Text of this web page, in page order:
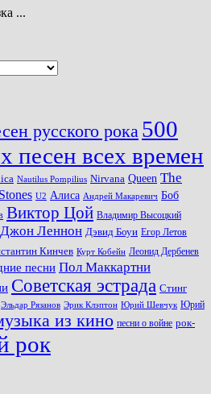
...
русского рока 500
песен всех времен
Nautilus Pompilius Nirvana Queen The
U2 Алиса Андрей Макаревич Боб
Виктор Цой Владимир Высоцкий
Джон Леннон Дэвид Боуи Егор Летов
Кинчев Курт Кобейн Леонид Дербенев
песни Пол Маккартни
Советская эстрада Стинг
Эльдар Рязанов Эрик Клэптон Юрий Шевчук Юрий
из кино песни о войне рок-
рок